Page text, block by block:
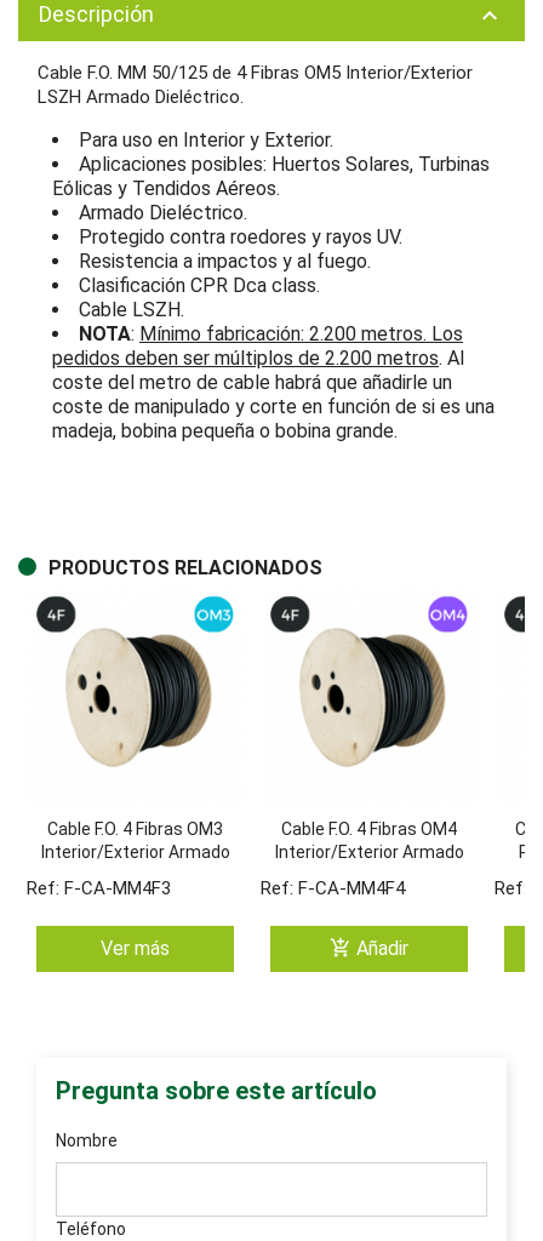
Descripción keyboard_arrow_up
Cable F.O. MM 50/125 de 4 Fibras OM5 Interior/Exterior
LSZH Armado Dieléctrico.
Para uso en Interior y Exterior.
Aplicaciones posibles: Huertos Solares, Turbinas
Eólicas y Tendidos Aéreos.
Armado Dieléctrico.
Protegido contra roedores y rayos UV.
Resistencia a impactos y al fuego.
Clasificación CPR Dca class.
Cable LSZH.
NOTA: Mínimo fabricación: 2.200 metros. Los
pedidos deben ser múltiplos de 2.200 metros. Al
coste del metro de cable habrá que añadirle un
coste de manipulado y corte en función de si es una
madeja, bobina pequeña o bobina grande.
PRODUCTOS RELACIONADOS
Cable F.O. 4 Fibras OM3
Interior/Exterior Armado
Ref: F-CA-MM4F3
Ver más
Cable F.O. 4 Fibras OM4
Interior/Exterior Armado
Ref: F-CA-MM4F4
add_shopping_cart Añadir
Ref:
Pregunta sobre este artículo
Nombre
Teléfono